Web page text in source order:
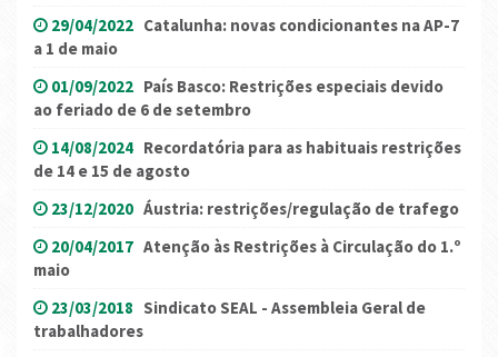
29/04/2022 Catalunha: novas condicionantes na AP-7
a 1 de maio
01/09/2022 País Basco: Restrições especiais devido
ao feriado de 6 de setembro
14/08/2024 Recordatória para as habituais restrições
de 14 e 15 de agosto
23/12/2020 Áustria: restrições/regulação de trafego
20/04/2017 Atenção às Restrições à Circulação do 1.º
maio
23/03/2018 Sindicato SEAL - Assembleia Geral de
trabalhadores